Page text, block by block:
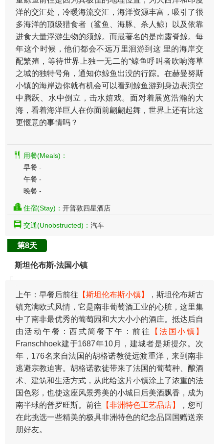
洋的交汇处，冷暖海流交汇，海洋资源丰富，吸引了很
多海洋的顶级猎食者（鲨鱼、海豚、杀人鲸）以及依靠
进食大量浮游生物的须鲸。而最著名的是南露脊鲸。每
年这个时候，他们都会不远万里洄游到这 里的海岸交
配繁殖，等待世界上独一无二的“鲸鱼呼叫者吹响海草
之城的独特号角，通知你鲸鱼出没的行踪。在赫曼努斯
小镇的海岸边你就有机会可以看到鲸鱼游到身边表演空
中腾跃、水中倒立，击水嬉戏。面对着展览浩瀚的大
海，看着海洋巨人在你面前翩翩起舞，世界上还有比这
更惬意的事情吗？
用餐(Meals)：
早餐 -
午餐 -
晚餐 -
住宿(Stay)： 开普敦四星酒店
交通(Unobstructed)： 汽车
第8天
斯坦伦布斯-法国小镇
上午：早餐后前往 【斯坦伦布斯小镇】
，斯坦伦布斯古
镇充满欧式风情，它是南非葡萄酒工业的心脏，这里集
中了南非最优秀的葡萄园和大大小小的酒庄。抵达后自
由活动午餐：西式简餐下午：前往
【法国小镇】
Franschhoek建于1687年10月，建城者是斯提尔。次
年，176名来自法国的胡格诺教徒远渡重洋，来到南非
逃避宗教迫害。胡格诺教徒带来了法国的葡萄种、酿酒
术、建筑和生活方式，从此给这片小镇涂上了浓重的法
国色彩，也使这座风景秀美的小城日后美酒飘香，成为
南半球的普罗旺斯。前往 【非洲特色工艺品店】
，您可
在此挑选一些精美的极具非洲特色的纪念品回国赠送亲
朋好友。